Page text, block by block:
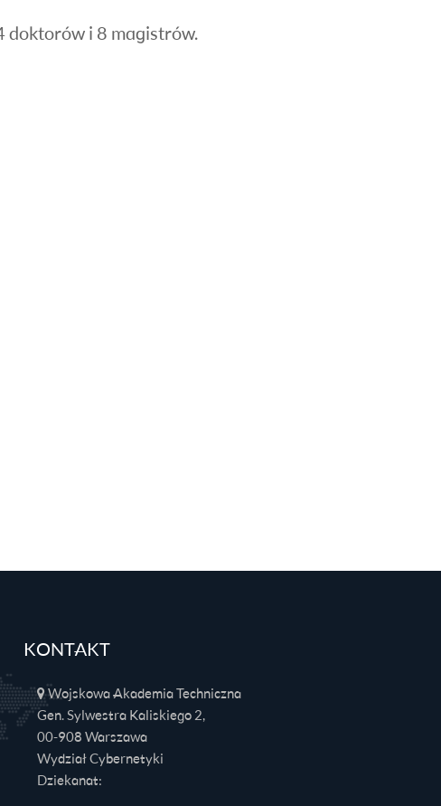
doktorów i 8 magistrów.
KONTAKT
Wojskowa Akademia Techniczna
Gen. Sylwestra Kaliskiego 2,
00-908 Warszawa
Wydział Cybernetyki
Dziekanat: